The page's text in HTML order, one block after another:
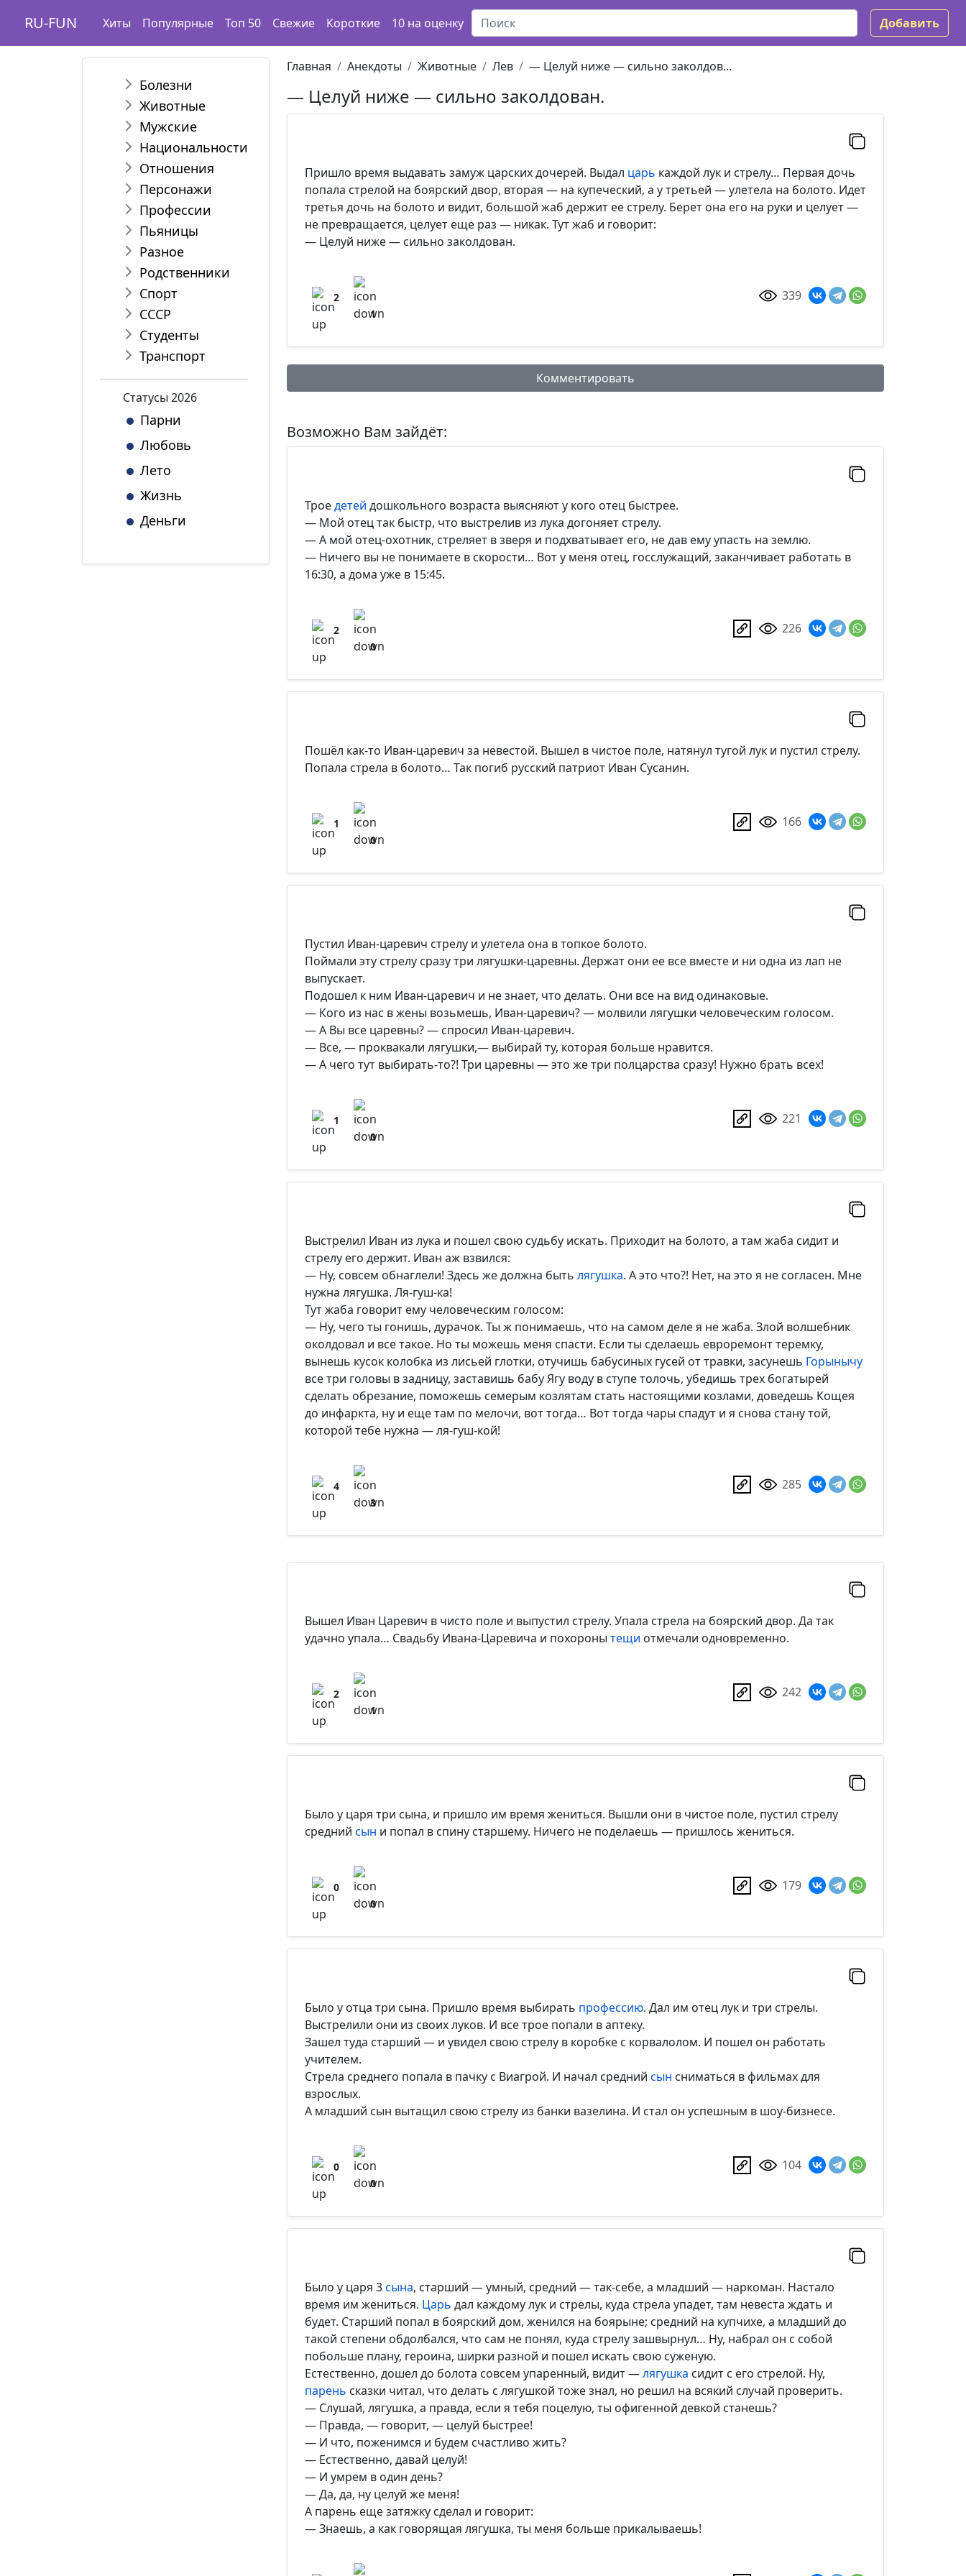
RU-FUN Хиты Популярные Топ 50 Свежие Короткие 10 на оценку Добавить
Болезни
Животные
Мужские
Национальности
Отношения
Персонажи
Профессии
Пьяницы
Разное
Родственники
Спорт
СССР
Студенты
Транспорт
Статуcы 2026
Парни
Любовь
Лето
Жизнь
Деньги
Главная Анекдоты Животные Лев — Целуй ниже — сильно заколдов...
— Целуй ниже — сильно заколдован.
Пришло время выдавать замуж царских дочерей. Выдал царь каждой лук и стрелу… Первая дочь
попала стрелой на боярский двор, вторая — на купеческий, а у третьей — улетела на болото. Идет
третья дочь на болото и видит, большой жаб держит ее стрелу. Берет она его на руки и целует —
не превращается, целует еще раз — никак. Тут жаб и говорит:
— Целуй ниже — сильно заколдован.
2
1
339
Комментировать
*Максимальное кол-во символов - 500. Ручная модерация.
Возможно Вам зайдёт:
Троедетей дошкольного возраста выясняют у кого отец быстрее.
— Мой отец так быстр, что выстрелив из лука догоняет стрелу.
— А мой отец-охотник, стреляет в зверя и подхватывает его, не дав ему упасть на землю.
— Ничего вы не понимаете в скорости… Вот у меня отец, госслужащий, заканчивает работать в
16:30, а дома уже в 15:45.
2
0
226
Пошёл как-то Иван-царевич за невестой. Вышел в чистое поле, натянул тугой лук и пустил стрелу.
Попала стрела в болото… Так погиб русский патриот Иван Сусанин.
1
0
166
Пустил Иван-царевич стрелу и улетела она в топкое болото.
Поймали эту стрелу сразу три лягушки-царевны. Держат они ее все вместе и ни одна из лап не
выпускает.
Подошел к ним Иван-царевич и не знает, что делать. Они все на вид одинаковые.
— Кого из нас в жены возьмешь, Иван-царевич? — молвили лягушки человеческим голосом.
— А Вы все царевны? — спросил Иван-царевич.
— Все, — проквакали лягушки,— выбирай ту, которая больше нравится.
— А чего тут выбирать-то?! Три царевны — это же три полцарства сразу! Нужно брать всех!
1
0
221
Выстрелил Иван из лука и пошел свою судьбу искать. Приходит на болото, а там жаба сидит и
стрелу его держит. Иван аж взвился:
— Ну, совсем обнаглели! Здесь же должна быть лягушка. А это что?! Нет, на это я не согласен. Мне
нужна лягушка. Ля-гуш-ка!
Тут жаба говорит ему человеческим голосом:
— Ну, чего ты гонишь, дурачок. Ты ж понимаешь, что на самом деле я не жаба. Злой волшебник
околдовал и все такое. Но ты можешь меня спасти. Если ты сделаешь евроремонт теремку,
вынешь кусок колобка из лисьей глотки, отучишь бабусиных гусей от травки, засунешь Горынычу
все три головы в задницу, заставишь бабу Ягу воду в ступе толочь, убедишь трех богатырей
сделать обрезание, поможешь семерым козлятам стать настоящими козлами, доведешь Кощея
до инфаркта, ну и еще там по мелочи, вот тогда… Вот тогда чары спадут и я снова стану той,
которой тебе нужна — ля-гуш-кой!
4
3
285
Вышел Иван Царевич в чисто поле и выпустил стрелу. Упала стрела на боярский двор. Да так
удачно упала… Свадьбу Ивана-Царевича и похороны тещи отмечали одновременно.
2
1
242
Было у царя три сына, и пришло им время жениться. Вышли они в чистое поле, пустил стрелу
средний сын и попал в спину старшему. Ничего не поделаешь — пришлось жениться.
0
0
179
Было у отца три сына. Пришло время выбирать профессию. Дал им отец лук и три стрелы.
Выстрелили они из своих луков. И все трое попали в аптеку.
Зашел туда старший — и увидел свою стрелу в коробке с корвалолом. И пошел он работать
учителем.
Стрела среднего попала в пачку с Виагрой. И начал средний сын сниматься в фильмах для
взрослых.
А младший сын вытащил свою стрелу из банки вазелина. И стал он успешным в шоу-бизнесе.
0
0
104
Было у царя 3сына, старший — умный, средний — так-себе, а младший — наркоман. Настало
время им жениться. Царь дал каждому лук и стрелы, куда стрела упадет, там невеста ждать и
будет. Старший попал в боярский дом, женился на боярыне; средний на купчихе, а младший до
такой степени обдолбался, что сам не понял, куда стрелу зашвырнул… Ну, набрал он с собой
побольше плану, героина, ширки разной и пошел искать свою суженую.
Естественно, дошел до болота совсем упаренный, видит —лягушка сидит с его стрелой. Ну,
парень сказки читал, что делать с лягушкой тоже знал, но решил на всякий случай проверить.
— Слушай, лягушка, а правда, если я тебя поцелую, ты офигенной девкой станешь?
— Правда, — говорит, — целуй быстрее!
— И что, поженимся и будем счастливо жить?
— Естественно, давай целуй!
— И умрем в один день?
— Да, да, ну целуй же меня!
А парень еще затяжку сделал и говорит:
— Знаешь, а как говорящая лягушка, ты меня больше прикалываешь!